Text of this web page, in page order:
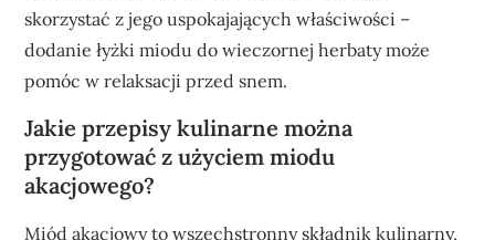
skorzystać z jego uspokajających właściwości –
dodanie łyżki miodu do wieczornej herbaty może
pomóc w relaksacji przed snem.
Jakie przepisy kulinarne można
przygotować z użyciem miodu
akacjowego?
Miód akacjowy to wszechstronny składnik kulinarny,